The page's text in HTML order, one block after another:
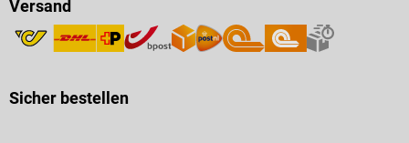
Versand
Sicher bestellen